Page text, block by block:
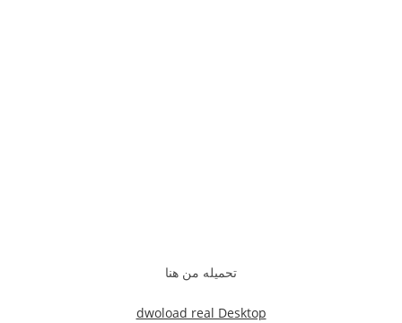
تحميله من هنا
dwoload real Desktop